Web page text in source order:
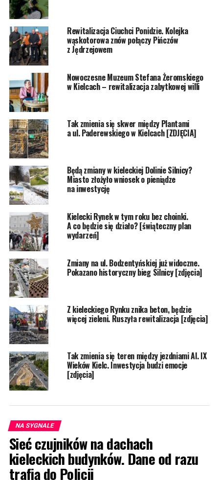
Rewitalizacja Ciuchci Ponidzie. Kolejka
wąskotorowa znów połączy Pińczów
z Jędrzejowem
Nowoczesne Muzeum Stefana Żeromskiego
w Kielcach – rewitalizacja zabytkowej willi
Tak zmienia się skwer między Plantami
a ul. Paderewskiego w Kielcach [ZDJĘCIA]
Będą zmiany w kieleckiej Dolinie Silnicy?
Miasto złożyło wniosek o pieniądze
na inwestycję
Kielecki Rynek w tym roku bez choinki.
A co będzie się działo? [świąteczny plan
wydarzeń]
Zmiany na ul. Bodzentyńskiej już widoczne.
Pokazano historyczny bieg Silnicy [zdjęcia]
Z kieleckiego Rynku znika beton, będzie
więcej zieleni. Ruszyła rewitalizacja [zdjęcia]
Tak zmienia się teren między jezdniami Al. IX
Wieków Kielc. Inwestycja budzi emocje
[zdjęcia]
NA SYGNALE
Sieć czujników na dachach
kieleckich budynków. Dane od razu
trafią do Policji